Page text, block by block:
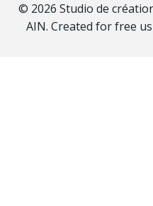
© 2026 Studio de
AIN. Created for free